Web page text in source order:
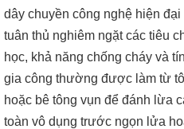
dây chuyền công nghệ hiện
tuân thủ nghiêm ngặt các tiêu
học, khả năng chống cháy và
gia công thường được làm từ
hoặc bê tông vụn để đánh lừa
toàn vô dụng trước ngọn lửa